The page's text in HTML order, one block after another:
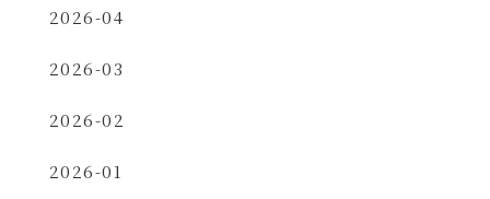
2026-04
2026-03
2026-02
2026-01